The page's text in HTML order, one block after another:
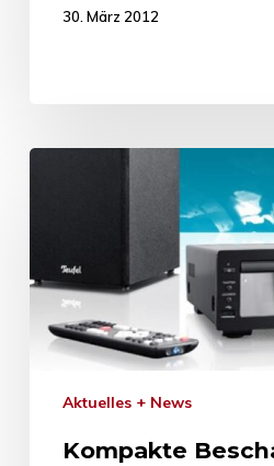
30. März 2012
Aktuelles + News
Kompakte